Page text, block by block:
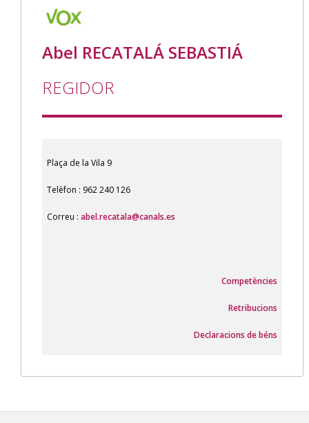
Abel RECATALÁ SEBASTIÁ
REGIDOR
Plaça de la Vila 9
Telèfon : 962 240 126
Correu : abel.recatala@canals.es
Competències
Retribucions
Declaracions de béns